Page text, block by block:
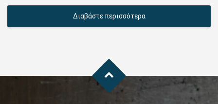
Διαβάστε περισσότερα